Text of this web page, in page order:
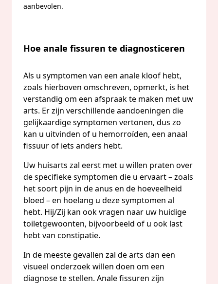
aanbevolen.
Hoe anale fissuren te diagnosticeren
Als u symptomen van een anale kloof hebt,
zoals hierboven omschreven, opmerkt, is het
verstandig om een afspraak te maken met uw
arts. Er zijn verschillende aandoeningen die
gelijkaardige symptomen vertonen, dus zo
kan u uitvinden of u he­mor­roïden, een anaal
fissuur of iets anders hebt.
Uw huisarts zal eerst met u willen praten over
de specifieke symptomen die u ervaart – zoals
het soort pijn in de anus en de hoeveelheid
bloed – en hoelang u deze symptomen al
hebt. Hij/Zij kan ook vragen naar uw huidige
toiletgewoonten, bijvoorbeeld of u ook last
hebt van constipatie.
In de meeste gevallen zal de arts dan een
visueel onderzoek willen doen om een
diagnose te stellen. Anale fissuren zijn